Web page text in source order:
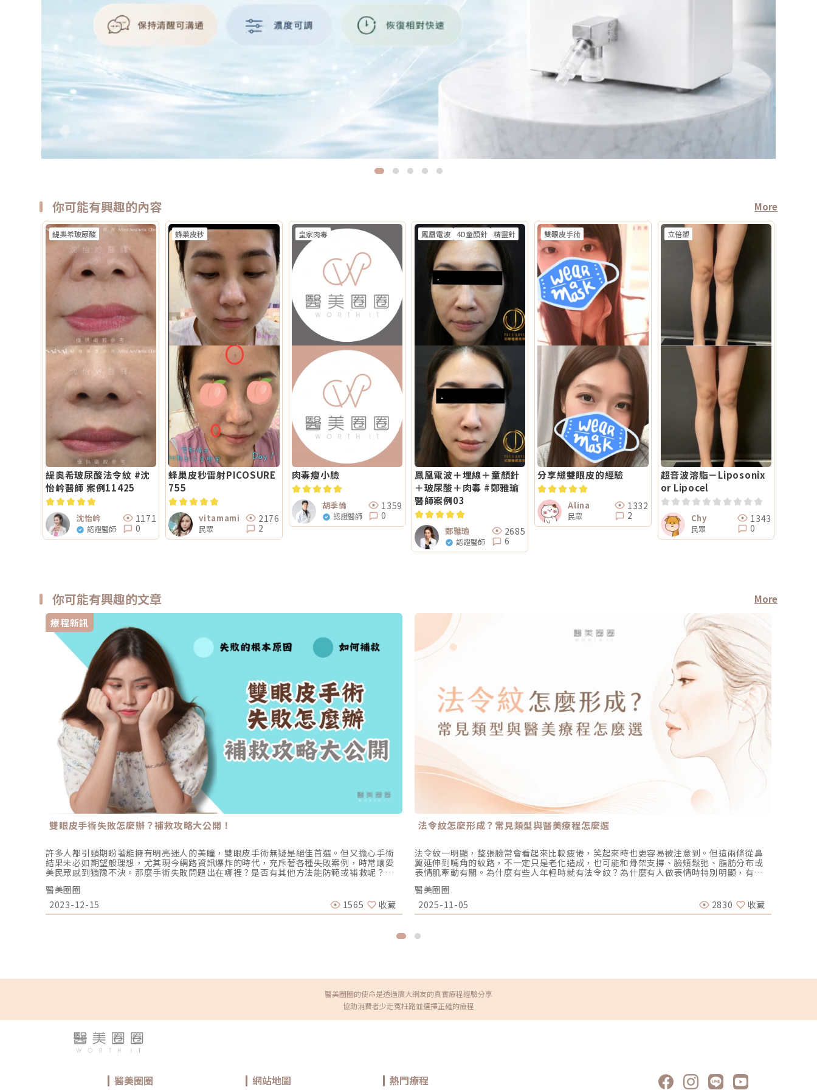
你可能有興趣的內容 More
緹奧希玻尿酸
緹奧希玻尿酸法令紋 #沈
怡岒醫師 案例11425
沈怡岒
認證醫師
1171
0
蜂巢皮秒
蜂巢皮秒雷射PICOSURE
755
vitamami
民眾
2176
2
皇家肉毒
肉毒瘦小臉
胡季倫
認證醫師
1359
0
鳳凰電波 4D童顏針 精靈針
鳳凰電波＋埋線＋童顏針
＋玻尿酸＋肉毒 #鄭雅瑜
醫師案例03
鄭雅瑜
認證醫師
2685
6
雙眼皮手術
分享縫雙眼皮的經驗
Alina
民眾
1332
2
立倍塑
超音波溶脂－Liposonix
or Lipocel
Chy
民眾
1343
0
你可能有興趣的文章
More
療程新訊
雙眼皮手術失敗怎麼辦？補救攻略大公開！
許多人都引頸期盼著能擁有明亮迷人的美瞳，雙眼皮手術無疑是絕佳首選。但又擔心手術
結果未必如期望般理想，尤其現今網路資訊爆炸的時代，充斥著各種失敗案例，時常讓愛
美民眾感到猶豫不決。那麼手術失敗問題出在哪裡？是否有其他方法能防範或補救呢？跟
享當不幸遇到雙眼皮手術失敗時，應該如何採取補救措施。探討雙眼皮手術失敗的根本原
因• 雙眼皮不對稱在康復期間雙眼皮因腫脹的狀態，會導致雙眼皮看似不夠對稱。通常會
在腫脹減緩後得到解決，但仍有部分患者會感到不對稱。主要原因是每個人的眉眼位置先
口，以降低縫線鬆落的風險。• 雙眼皮過寬或過於狹窄醫師在術前與患者建議理想的雙眼
皮褶痕，但還是有機會發生褶痕研判失誤的風險，使雙眼皮術後成效不如預期。為避免失
誤情形發生，應在術前充分溝通，尋找臨床經驗豐富的醫師進行手術。• 雙眼皮褶皺太短
通常發生這種情況可能是眼頭或是眼尾的脂肪太多，以及縫線時不牢固，建議強化縫線或
取掉過多的脂肪來解決。忽視傷口護理，可能引發的術後問題• 術後感染術後的初期前幾
實清潔，會引起細菌繁殖導致傷口感染，造成其他嚴重的問題。• 產生疤痕由於每個人的
體質不一樣，相對術後也會有不同程度上的疤痕，大多數疤痕會在幾個月後逐漸淡化。對
心的是激烈運動和不規律的生活作息，這些因素都往往影響傷口的癒合進度，如有上述的
狀況也將提升手術失敗的風險。若要進行第二次手術的難度也較高，況且還需要投入更多
醫美圈圈
2023-12-15
1565 收藏
法令紋怎麼形成？常見類型與醫美療程怎麼選
法令紋一明顯，整張臉常會看起來比較疲倦，笑起來時也更容易被注意到。但這兩條從鼻
翼延伸到嘴角的紋路，不一定只是老化造成，也可能和骨架支撐、臉頰鬆弛、脂肪分布或
表情肌牽動有關。為什麼有些人年輕時就有法令紋？為什麼有人做表情時特別明顯，有人
先看懂自己的法令紋屬於哪一種。什麼是法令紋？鼻翼到嘴角之間的明顯紋路「法令紋」
又稱「鼻唇溝」，位於鼻翼兩側，向下延伸至嘴角。有人只有在微笑、說話時比較明顯，
也有人即使表情放鬆，仍能看見較深的紋路或凹溝。依照紋路出現的狀態，可以先簡單分
放鬆時仍能看見，可能和骨架支撐、皮膚鬆弛、脂肪位置或長期表情牽動有關。法令紋也
常被誤認成「木偶紋」，但兩者位置不同。法令紋是從鼻翼延伸至嘴角；木偶紋則是從嘴
膠原蛋白與彈性蛋白逐漸減少，皮膚的彈性與支撐力也可能下降。當臉頰開始出現鬆弛，
鼻翼到嘴角之間的折痕就會更明顯。2. 臉部骨架與鼻基底條件有些人的鼻基底或中臉天生
較凹，鼻翼與臉頰之間的高低落差較大，因此年輕時就可能看得到法令紋。隨著年齡變
化，臉部骨架與周圍軟組織的支撐條件也可能改變，讓原本不明顯的紋路逐漸加深。3. 臉
頰脂肪分布與組織下移臉頰脂肪較厚、較飽滿時，可能與鼻翼旁形成明顯落差；隨著組織
度、脂肪分布與皮膚厚度，都可能影響法令紋的明顯程度。因此，有些人年輕時就有法令
紋，也不一定代表老化或皮膚狀態不好。6. 乾燥可能讓紋路看起來更明顯皮膚缺水時，表
醫美圈圈
2025-11-05
2830 收藏
作洽談
醫美圈圈的使命是透過廣大網友的真實療程經驗分享
協助消費者少走冤枉路並選擇正確的療程
醫美圈圈 網站地圖 熱門療程